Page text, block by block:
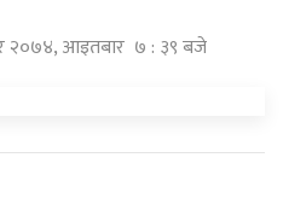
२०७४, आइतबार ७ : ३९ बजे